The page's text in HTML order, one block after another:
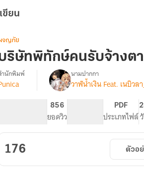
ขียน
จญภัย
ริษัทพิทักษ์คนรับจ้างต
อง
ตาย
นักพิมพ์ นามปากกา
วาฬน้ำเงิน Feat. เนบิวล
856
ยอดวิว
PDF
ประเภทไฟล์
176 ตัวอ